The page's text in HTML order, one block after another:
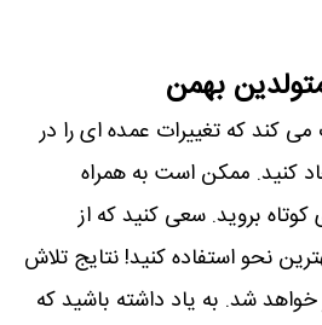
بهمن
که تغییرات عمده ای را در
کنید. ممکن است به همراه
بروید. سعی کنید که از
نحو استفاده کنید! نتایج تلاش
شد. به یاد داشته باشید که